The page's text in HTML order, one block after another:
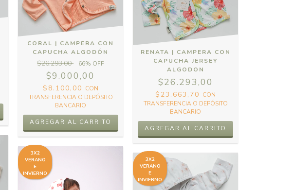
CORAL | CAMPERA CON
CAPUCHA ALGODÓN
$26.293,00 66% OFF
$9.000,00
$8.100,00 CON
TRANSFERENCIA O DEPÓSITO
BANCARIO
AGREGAR AL CARRITO
RENATA | CAMPERA CON
CAPUCHA JERSEY
ALGODON
$26.293,00
$23.663,70 CON
TRANSFERENCIA O DEPÓSITO
BANCARIO
AGREGAR AL CARRITO
3X2
VERANO
E
INVIERNO
3X2
VERANO
E
INVIERNO